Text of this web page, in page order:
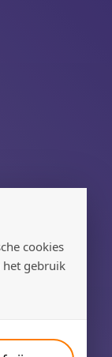
cookies
het gebruik